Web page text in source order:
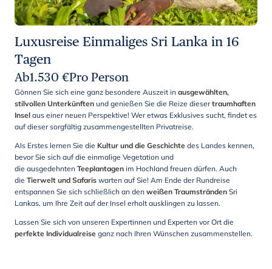
Luxusreise Einmaliges Sri Lanka in 16
Tagen
Ab1.530 €Pro Person
Gönnen Sie sich eine ganz besondere Auszeit in ausgewählten,
stilvollen Unterkünften und genießen Sie die Reize diesertraumhaften
Insel aus einer neuen Perspektive! Wer etwas Exklusives sucht, findet es
auf dieser sorgfältig zusammengestellten Privatreise.
Als Erstes lernen Sie die Kultur und die Geschichte des Landes kennen,
bevor Sie sich auf die einmalige Vegetation und
die ausgedehnten Teeplantagen im Hochland freuen dürfen. Auch
die Tierwelt und Safaris warten auf Sie! Am Ende der Rundreise
entspannen Sie sich schließlich an den weißen Traumstränden Sri
Lankas, um Ihre Zeit auf der Insel erholt ausklingen zu lassen.
Lassen Sie sich von unseren Expertinnen und Experten vor Ort die
perfekte Individualreise ganz nach Ihren Wünschen zusammenstellen.